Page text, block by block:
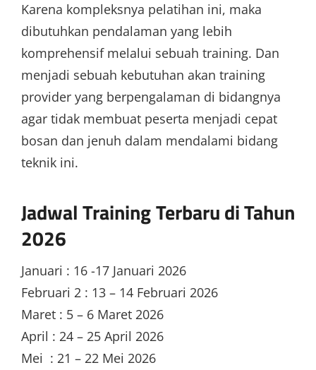
Karena kompleksnya pelatihan ini, maka
dibutuhkan pendalaman yang lebih
komprehensif melalui sebuah training. Dan
menjadi sebuah kebutuhan akan training
provider yang berpengalaman di bidangnya
agar tidak membuat peserta menjadi cepat
bosan dan jenuh dalam mendalami bidang
teknik ini.
Jadwal Training Terbaru di Tahun
2026
Januari : 16 -17 Januari 2026
Februari 2 : 13 – 14 Februari 2026
Maret : 5 – 6 Maret 2026
April : 24 – 25 April 2026
Mei : 21 – 22 Mei 2026